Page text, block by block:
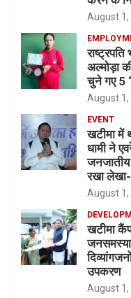
August 1,
अल्मोड़ा
चुने गए 5
August 1,
EVENT
खटीमा में
धामी ने
रखा
August 1,
खटीमा
उपकरण
August 1,